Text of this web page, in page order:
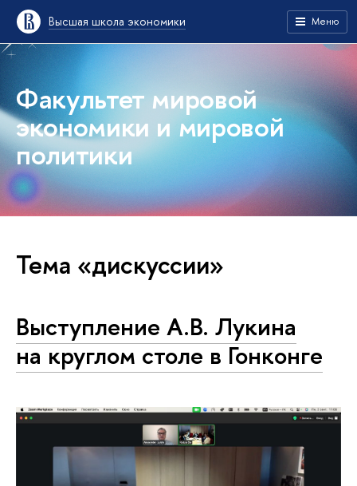
Высшая школа экономики Меню
Факультет мировой
экономики и мировой
политики
Тема «дискуссии»
Выступление А.В. Лукина
на круглом столе в Гонконге